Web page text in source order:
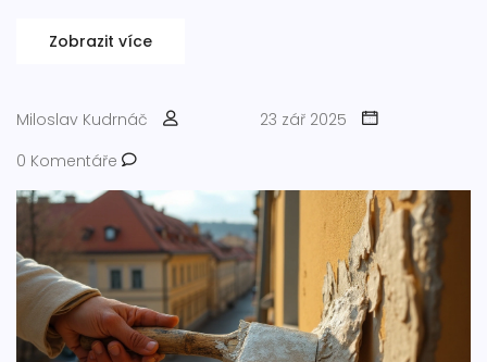
Zobrazit více
Miloslav Kudrnáč
23 zář 2025
0 Komentáře